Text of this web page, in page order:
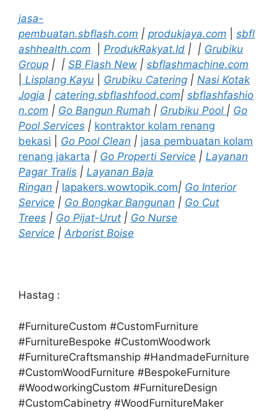
jasa-
pembuatan.sbflash.com | produkjaya.com
sbfl
ashhealth.com
ProdukRakyat.Id | | Grubiku
Group | | SB Flash New | sbflashmachine.com
Lisplang Kayu Grubiku Catering | Nasi Kotak
Jogja | catering.sbflashfood.com| sbflashfashio
n.com | Go Bangun Rumah | Grubiku Pool | Go
Pool Services | kontraktor kolam renang
bekasi
Go Pool Clean | jasa pembuatan kolam
renang jakarta | Go Properti Service | Layanan
Pagar Tralis | Layanan Baja
Ringan | lapakers.wowtopik.com| Go Interior
Service | Go Bongkar Bangunan | Go Cut
Trees | Go Pijat-Urut | Go Nurse
Service | Arborist Boise
Hastag :
#FurnitureCustom #CustomFurniture
#FurnitureBespoke #CustomWoodwork
#FurnitureCraftsmanship #HandmadeFurniture
#CustomWoodFurniture #BespokeFurniture
#WoodworkingCustom #FurnitureDesign
#CustomCabinetry #WoodFurnitureMaker